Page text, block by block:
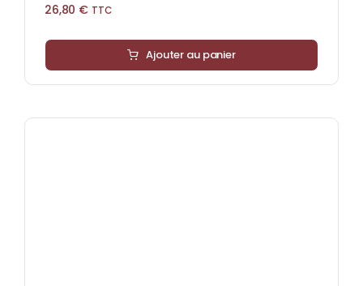
26,80 € TTC
Ajouter au panier